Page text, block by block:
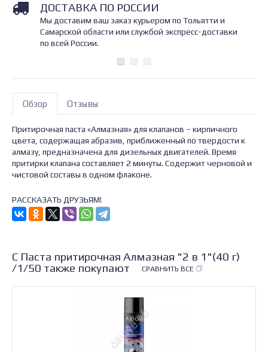
ДОСТАВКА ПО РОССИИ
Мы доставим ваш заказ курьером по Тольятти и
Самарской области или службой экспресс-доставки
по всей России.
Обзор Отзывы
Притирочная паста «Алмазная» для клапанов – кирпичного
цвета, содержащая абразив, приближенный по твердости к
алмазу, предназначена для дизельных двигателей. Время
притирки клапана составляет 2 минуты. Содержит черновой и
чистовой составы в одном флаконе.
РАССКАЗАТЬ ДРУЗЬЯМ!
С Паста притирочная Алмазная "2 в 1"(40 г)
/1/50 также покупают
СРАВНИТЬ ВСЕ